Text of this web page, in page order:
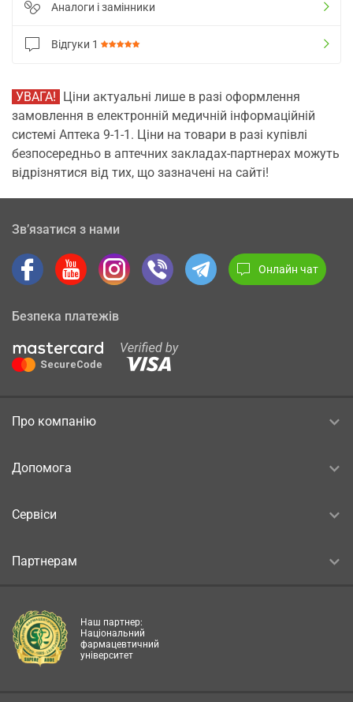
Аналоги і замінники
Відгуки 1
УВАГА! Ціни актуальні лише в разі оформлення
замовлення в електронній медичній інформаційній
системі Аптека 9-1-1. Ціни на товари в разі купівлі
безпосередньо в аптечних закладах-партнерах можуть
відрізнятися від тих, що зазначені на сайті!
Зв’язатися з нами
Онлайн чат
Безпека платежів
Про компанію
Допомога
Сервіси
Партнерам
Наш партнер:
Національний
фармацевтичний
університет